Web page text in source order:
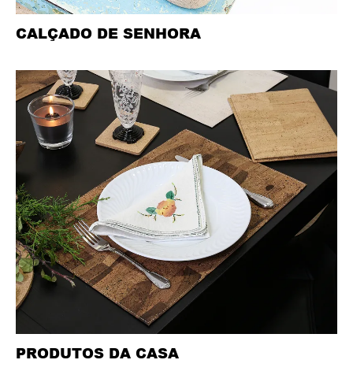
CALÇADO DE SENHORA
PRODUTOS DA CASA